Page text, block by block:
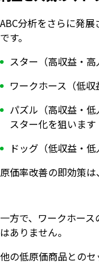
ABC分析をさらに発
です。
スター（高収益・
ワークホース（低
パズル（高収益・
スター化を狙います
ドッグ（低収益・
原価率改善の即効策
一方で、ワークホー
はありません。
他の低原価商品との